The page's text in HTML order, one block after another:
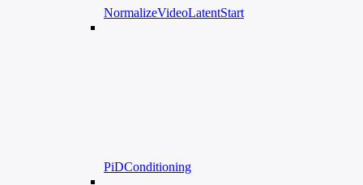
NormalizeVideoLatentStart
PiDConditioning